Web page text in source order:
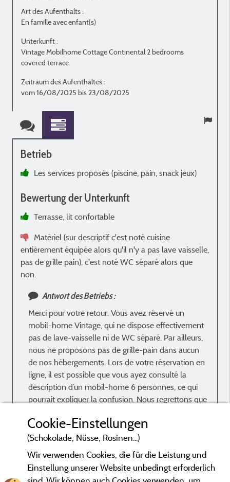
Art des Aufenthalts :
En famille avec enfant(s)
Unterkunft :
Vintage Mobilhome Cottage Continental 2 bedrooms
covered terrace
Zeitraum des Aufenthaltes :
vom 16/08/2025 bis 23/08/2025
Betrieb
Les services proposés (piscine, pain, snack jeux)
Bewertung der Unterkunft
Terrasse, lit confortable
Matériel (sur descriptif c'est noté cuisine
entièrement équipée alors qu'il n'y a pas lave vaisselle,
pas de grille pain), c'est noté WC séparé alors que
non.
Antwort des Betriebs :
Merci pour votre retour. Vous avez réservé un
mobil-home Vintage, qui ne dispose effectivement
pas de lave-vaisselle ni de WC séparé. Par ailleurs,
nous ne proposons pas de grille-pain dans aucun
de nos hébergements. Lors de votre réservation en
ligne, il est possible que vous ayez consulté la
description d’un mobil-home 6 personnes, ce qui
pourrait expliquer la confusion. Nous regrettons que
l’accueil, que pourrions-nous améliorer selon vous ?
Bien cordialement, Ronald et Ellen
Cookie-Einstellungen
(Schokolade, Nüsse, Rosinen...)
Wir verwenden Cookies, die für die Leistung und
Einstellung unserer Website unbedingt erforderlich